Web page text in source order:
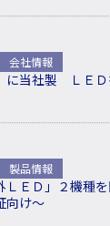
会社情報
に当社製 ＬＥ
製品情報
ＥＤ」２機種
向け～